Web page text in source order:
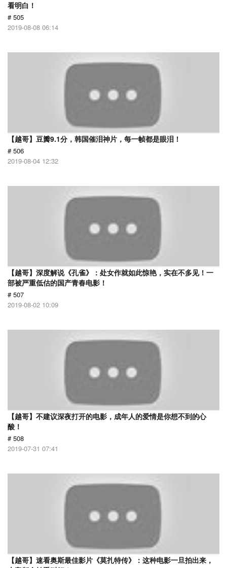
看明白！
# 505
2019-08-08 06:14
【越哥】豆瓣9.1分，韩国催泪神片，每一帧都是眼泪！
# 506
2019-08-04 12:32
【越哥】深度解说《孔雀》：处女作就如此惊艳，实在不多见！一
部被严重低估的国产青春电影！
# 507
2019-08-02 10:09
【越哥】不建议深夜打开的电影，成年人的爱情是你想不到的心
酸！
# 508
2019-07-31 07:41
【越哥】速看奥斯最佳影片《莫扎特传》：这种电影一旦拍出来，